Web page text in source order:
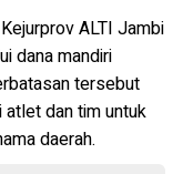
ALTI Jambi
dana mandiri
tersebut
dan tim untuk
daerah.